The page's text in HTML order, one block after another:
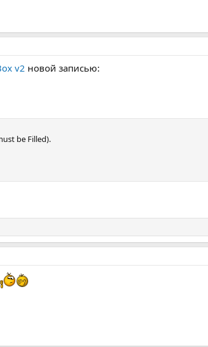
v2 новой записью:
be Filled).